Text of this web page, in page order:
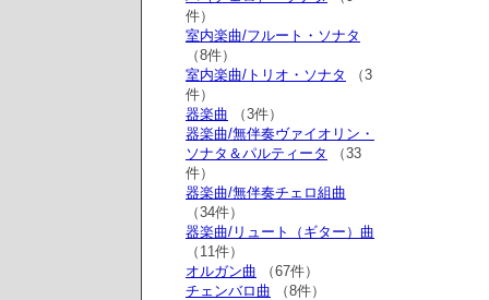
件）
室内楽曲/フルート・ソナタ
（8件）
室内楽曲/トリオ・ソナタ
（3
件）
器楽曲 （3件）
器楽曲/無伴奏ヴァイオリン・
ソナタ＆パルティータ
（33
件）
器楽曲/無伴奏チェロ組曲
（34件）
器楽曲/リュート（ギター）曲
（11件）
オルガン曲 （67件）
チェンバロ曲 （8件）